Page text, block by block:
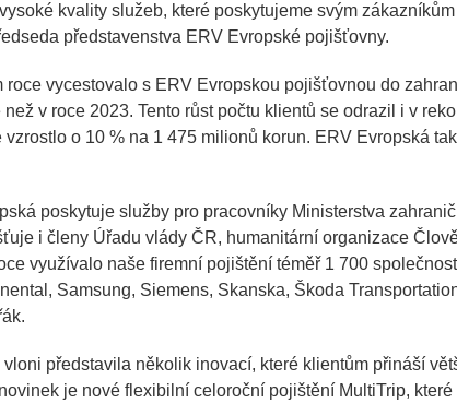
kvality služeb, které poskytujeme svým
představenstva ERV Evropské pojišťovny.
roce vycestovalo s ERV Evropskou pojišťovnou do
než v roce 2023. Tento růst počtu klientů se odrazil i v
vzrostlo o 10 % na 1 475 milionů korun. ERV Evropská
poskytuje služby pro pracovníky Ministerstva
i členy Úřadu vlády ČR, humanitární organizace
využívalo naše firemní pojištění téměř 1 700
Samsung, Siemens, Skanska, Škoda
vloni představila několik inovací, které klientům přináší
je nové flexibilní celoroční pojištění MultiTrip,